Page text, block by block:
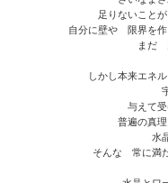
足りないこと
自分に壁や 限界を
まだ
しかし本来エネ
与えて
普遍の真理
水
そんな 常に満